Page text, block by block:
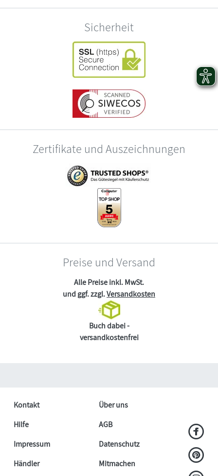
Sicherheit
Zertifikate und Auszeichnungen
Preise und Versand
Alle Preise inkl. MwSt.
und ggf. zzgl.Versandkosten
Buch dabei -
versandkostenfrei
Kontakt
Über uns
Hilfe
AGB
Impressum
Datenschutz
Händler
Mitmachen